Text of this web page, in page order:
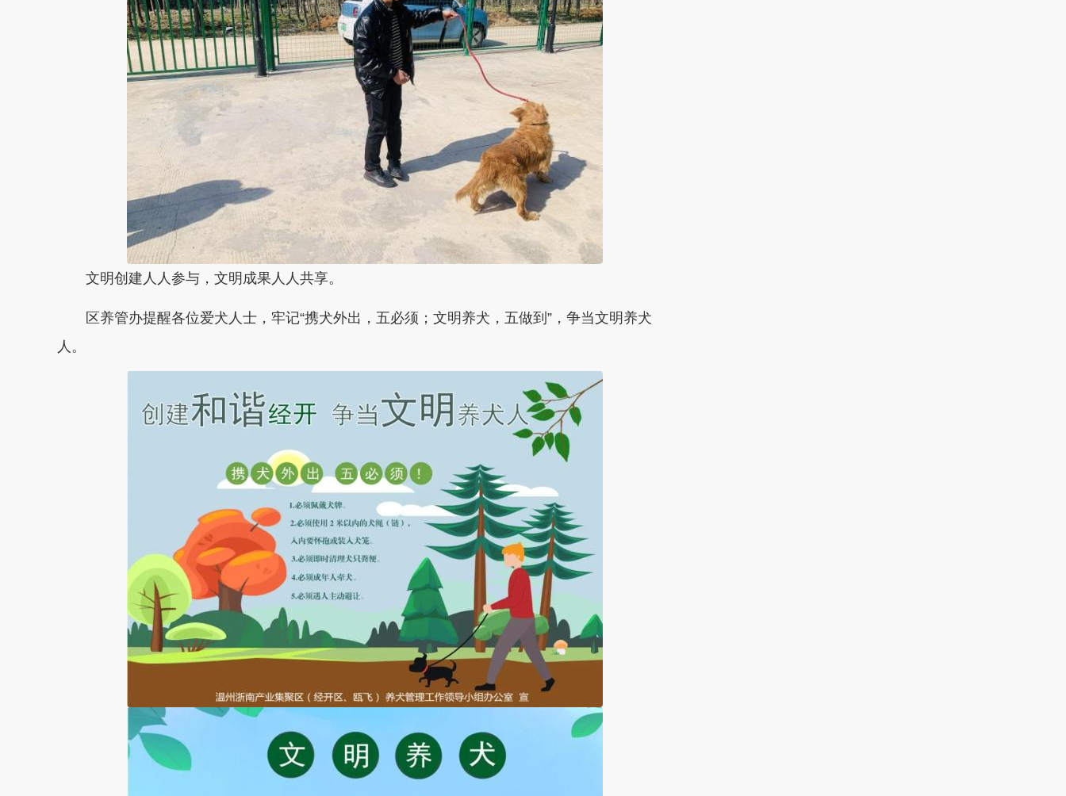
文明创建人人参与，文明成果人人共享。
区养管办提醒各位爱犬人士，牢记“携犬外出，五必须；文明养犬，五做到”，争当文明养犬
人。